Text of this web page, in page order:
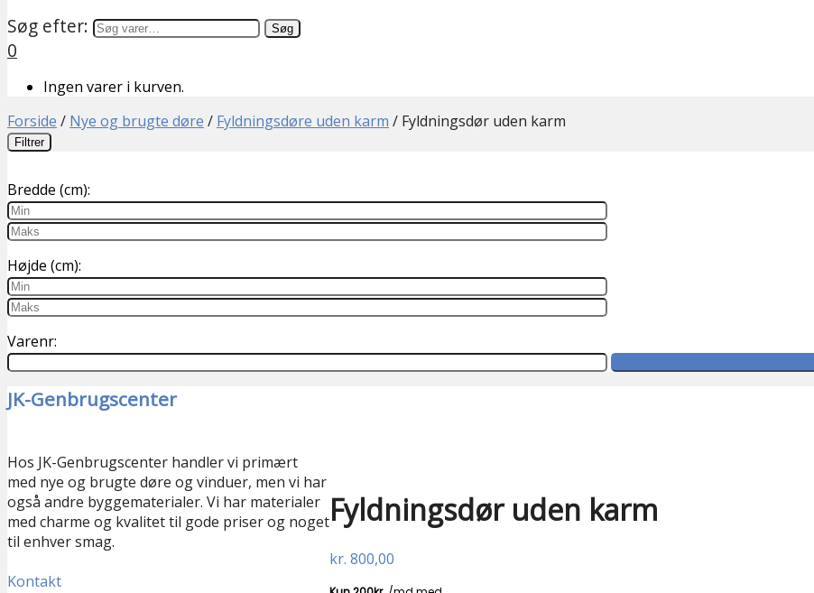
Søg efter:
Søg
0
Ingen varer i kurven.
Forside / Nye og brugte døre / Fyldningsdøre uden karm / Fyldningsdør uden karm
Filtrer
Bredde (cm):
Højde (cm):
Varenr:
Fyldningsdør uden karm
kr. 800,00
JK-Genbrugscenter
Hos JK-Genbrugscenter handler vi primært
med nye og brugte døre og vinduer, men vi har
også andre byggematerialer. Vi har materialer
med charme og kvalitet til gode priser og noget
til enhver smag.
Kontakt